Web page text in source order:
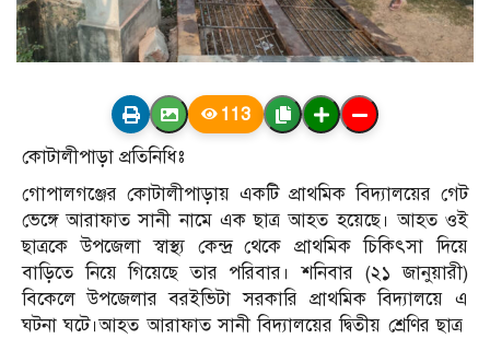
113
কোটালীপাড়া প্রতিনিধিঃ
গোপালগঞ্জের কোটালীপাড়ায় একটি প্রাথমিক বিদ্যালয়ের গেট
ভেঙ্গে আরাফাত সানী নামে এক ছাত্র আহত হয়েছে। আহত ওই
ছাত্রকে উপজেলা স্বাস্থ্য কেন্দ্র থেকে প্রাথমিক চিকিৎসা দিয়ে
বাড়িতে নিয়ে গিয়েছে তার পরিবার। শনিবার (২১ জানুয়ারী)
বিকেলে উপজেলার বরইভিটা সরকারি প্রাথমিক বিদ্যালয়ে এ
ঘটনা ঘটে।আহত আরাফাত সানী বিদ্যালয়ের দ্বিতীয় শ্রেণির ছাত্র